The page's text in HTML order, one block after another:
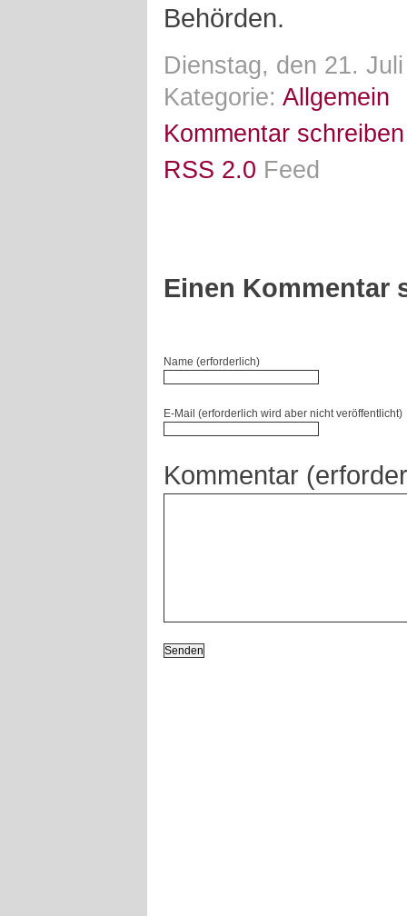
Behörden.
Dienstag, den 21.
Kategorie: Allgemein
Kommentar schreiben
RSS 2.0 Feed
Einen Kommentar
Name (erforderlich)
E-Mail (erforderlich wird aber nicht veröffentlicht)
Kommentar